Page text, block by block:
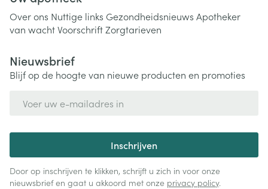
Over ons Nuttige links Gezondheidsnieuws Apotheker
van wachtVoorschriftZorgtarieven
Nieuwsbrief
Blijf op de hoogte van nieuwe producten en promoties
Inschrijven
Door op inschrijven te klikken, schrijft u zich in voor onze
nieuwsbrief en gaat u akkoord met onze privacy policy.